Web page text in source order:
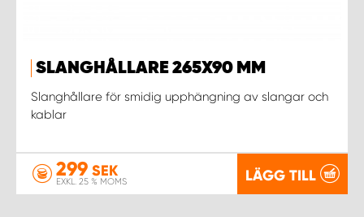
SLANGHÅLLARE 265X90 MM
Slanghållare för smidig upphängning av slangar och
kablar
299 SEK
EXKL. 25 % MOMS LÄGG TILL